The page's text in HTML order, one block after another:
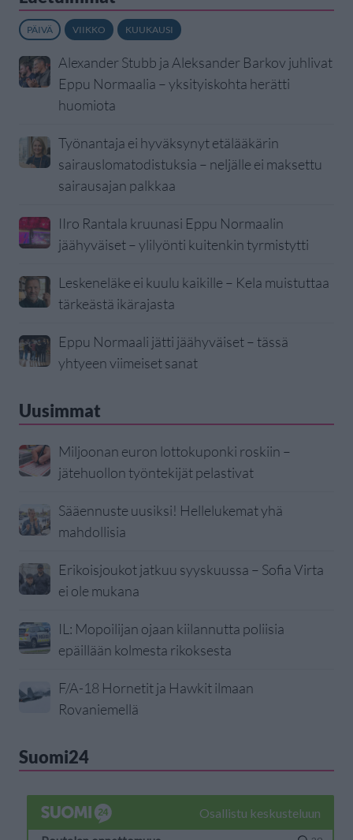
PÄIVÄ VIIKKO KUUKAUSI
Alexander Stubb ja Aleksander Barkov juhlivat
Eppu Normaalia – yksityiskohta herätti
huomiota
Työnantaja ei hyväksynyt etälääkärin
sairauslomatodistuksia – neljälle ei maksettu
sairausajan palkkaa
IIro Rantala kruunasi Eppu Normaalin
jäähyväiset – ylilyönti kuitenkin tyrmistytti
Leskeneläke ei kuulu kaikille – Kela muistuttaa
tärkeästä ikärajasta
Eppu Normaali jätti jäähyväiset – tässä
yhtyeen viimeiset sanat
Uusimmat
Miljoonan euron lottokuponki roskiin –
jätehuollon työntekijät pelastivat
Sääennuste uusiksi! Hellelukemat yhä
mahdollisia
Erikoisjoukot jatkuu syyskuussa – Sofia Virta
ei ole mukana
IL: Mopoilijan ojaan kiilannutta poliisia
epäillään kolmesta rikoksesta
F/A-18 Hornetit ja Hawkit ilmaan
Rovaniemellä
Suomi24